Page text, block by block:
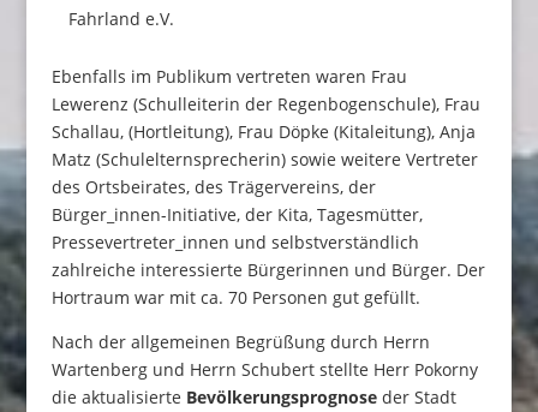
Fahrland e.V.
Ebenfalls im Publikum vertreten waren Frau
Lewerenz (Schulleiterin der Regenbogenschule), Frau
Schallau, (Hortleitung), Frau Döpke (Kitaleitung), Anja
Matz (Schulelternsprecherin) sowie weitere Vertreter
des Ortsbeirates, des Trägervereins, der
Bürger_innen-Initiative, der Kita, Tagesmütter,
Pressevertreter_innen und selbstverständlich
zahlreiche interessierte Bürgerinnen und Bürger. Der
Hortraum war mit ca. 70 Personen gut gefüllt.
Nach der allgemeinen Begrüßung durch Herrn
Wartenberg und Herrn Schubert stellte Herr Pokorny
die aktualisierte Bevölkerungsprognoseder Stadt